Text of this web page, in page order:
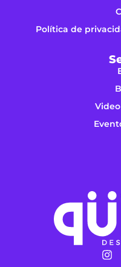
Política de